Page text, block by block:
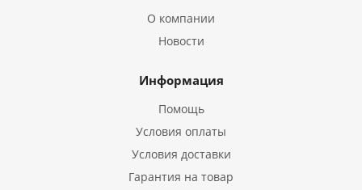
О компании
Новости
Информация
Помощь
Условия оплаты
Условия доставки
Гарантия на товар